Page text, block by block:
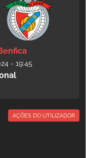
- 19:45
AÇÕES DO UTILIZADOR